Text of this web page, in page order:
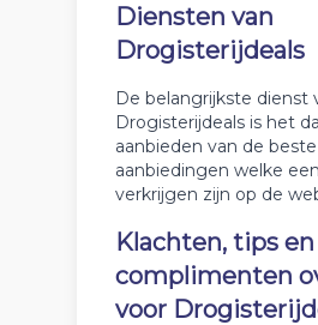
Diensten van
Drogisterijdeals
De belangrijkste dienst
Drogisterijdeals is het
aanbieden van de beste
aanbiedingen welke
verkrijgen zijn op de
Klachten, tips en
complimenten
voor